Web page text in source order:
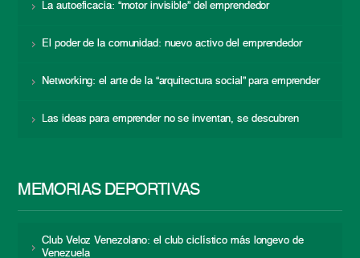
La autoeficacia: “motor invisible” del emprendedor
El poder de la comunidad: nuevo activo del emprendedor
Networking: el arte de la “arquitectura social” para emprender
Las ideas para emprender no se inventan, se descubren
MEMORIAS DEPORTIVAS
Club Veloz Venezolano: el club ciclístico más longevo de
Venezuela